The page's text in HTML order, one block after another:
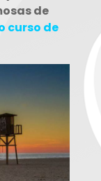
de
curso de